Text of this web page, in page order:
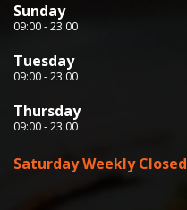
Sunday
09:00 - 23:00
Tuesday
09:00 - 23:00
Thursday
09:00 - 23:00
Saturday Weekly Closed